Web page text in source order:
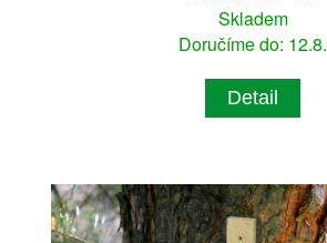
Skladem
Doručíme do: 12.8.
Detail